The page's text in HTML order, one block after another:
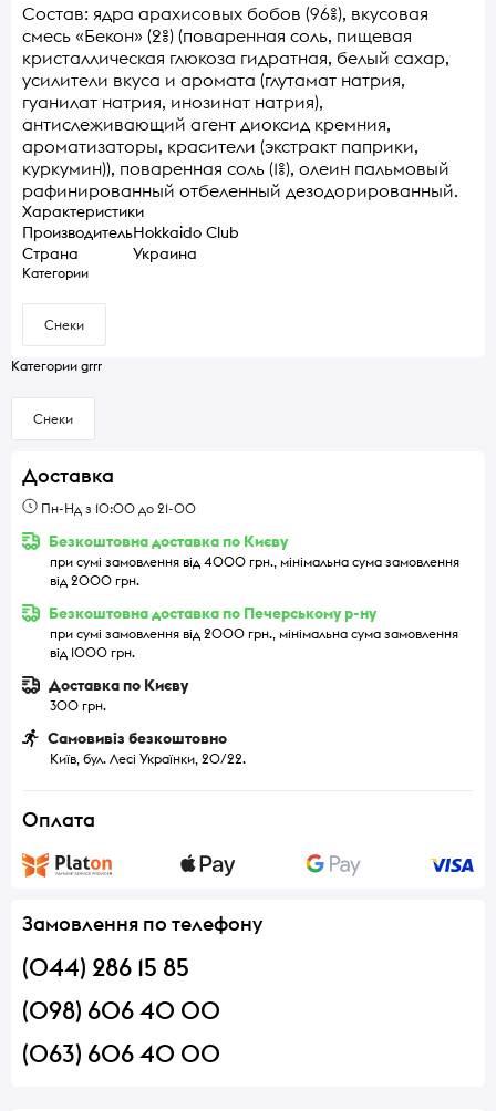
Состав: ядра арахисовых бобов (96%), вкусовая
смесь «Бекон» (2%) (поваренная соль, пищевая
кристаллическая глюкоза гидратная, белый сахар,
усилители вкуса и аромата (глутамат натрия,
гуанилат натрия, инозинат натрия),
антислеживающий агент диоксид кремния,
ароматизаторы, красители (экстракт паприки,
куркумин)), поваренная соль (1%), олеин пальмовый
рафинированный отбеленный дезодорированный.
Характеристики
ПроизводительHokkaido Club
Страна
Украина
Категории
Снеки
Категории grrr
Снеки
Доставка
Пн-Нд з 10:00 до 21-00
Безкоштовна доставка по Києву
при сумі замовлення від 4000 грн., мінімальна сума замовлення
від 2000 грн.
Безкоштовна доставка по Печерському р-ну
при сумі замовлення від 2000 грн., мінімальна сума замовлення
від 1000 грн.
Доставка по Києву
300 грн.
Самовивіз безкоштовно
Київ, бул. Лесі Українки, 20/22.
Оплата
Замовлення по телефону
(044) 286 15 85
(098) 606 40 00
(063) 606 40 00